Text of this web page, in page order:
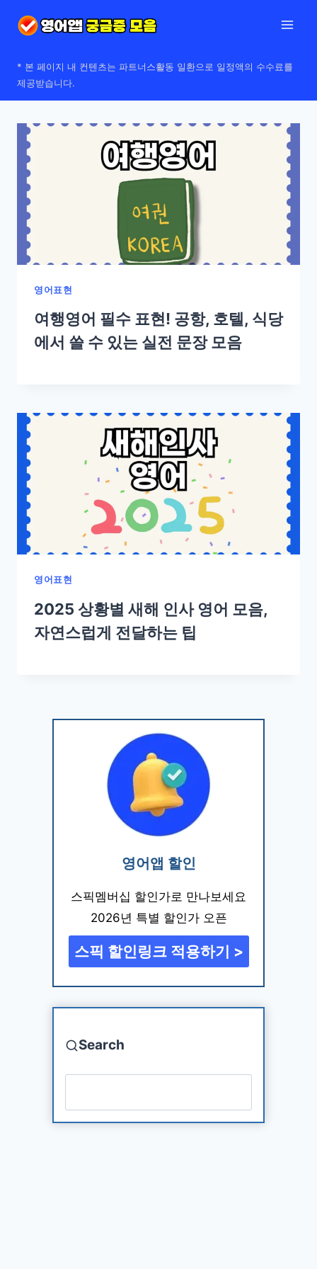
content
* 본 페이지 내 컨텐츠는 파트너스활동 일환으로 일정액의 수수료를
제공받습니다.
영어표현
여행영어 필수 표현! 공항, 호텔, 식당
에서 쓸 수 있는 실전 문장 모음
영어표현
2025 상황별 새해 인사 영어 모음,
자연스럽게 전달하는 팁
영어앱 할인
스픽멤버십 할인가로 만나보세요
2026년 특별 할인가 오픈
스픽 할인링크 적용하기 >
Search